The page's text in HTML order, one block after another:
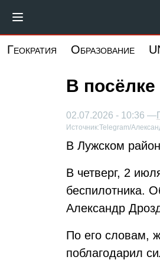
основному
Геократия Образование
В
02.07.2026 - 10:36 —
Источник:Telegram/
В Лужском
В четверг, 2
беспилотника.
Александр
По его словам,
поблагодарил